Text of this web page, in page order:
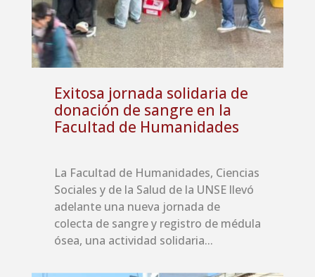
Exitosa jornada solidaria de
donación de sangre en la
Facultad de Humanidades
La Facultad de Humanidades, Ciencias
Sociales y de la Salud de la UNSE llevó
adelante una nueva jornada de
colecta de sangre y registro de médula
ósea, una actividad solidaria...